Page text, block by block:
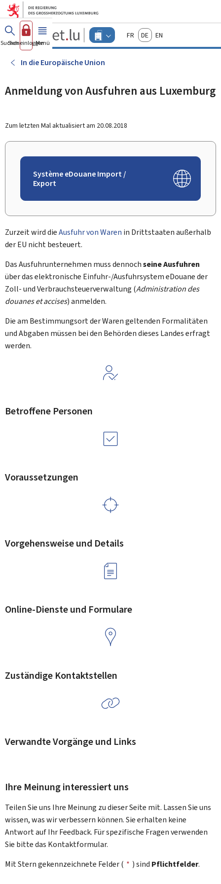
Zum Hauptmenü
Zum Inhalt
Guichet.lu
Changer
d'espace
Menu
actif
FrançaisDeutschEnglish
Suchen
Sich einloggen
Menü Haupt-
In die Europäische Union
Anmeldung von Ausfuhren aus Luxemburg
Zum letzten Mal aktualisiert am 20.08.2018
Système eDouane Import /
Export
Zurzeit wird dieAusfuhr von Waren in Drittstaaten außerhalb
der EU nicht besteuert.
Das Ausfuhrunternehmen muss dennochseine Ausfuhren
über das elektronische Einfuhr-/Ausfuhrsystem eDouane der
Zoll- und Verbrauchsteuerverwaltung (Administration des
douanes et accises) anmelden.
Die am Bestimmungsort der Waren geltenden Formalitäten
und Abgaben müssen bei den Behörden dieses Landes erfragt
werden.
Betroffene Personen
Voraussetzungen
Vorgehensweise und Details
Online-Dienste und Formulare
Zuständige Kontaktstellen
Verwandte Vorgänge und Links
Ihre Meinung interessiert uns
Teilen Sie uns Ihre Meinung zu dieser Seite mit. Lassen Sie uns
wissen, was wir verbessern können. Sie erhalten keine
Antwort auf Ihr Feedback. Für spezifische Fragen verwenden
Sie bitte das Kontaktformular.
Mit Stern gekennzeichnete Felder ( * ) sind Pflichtfelder.